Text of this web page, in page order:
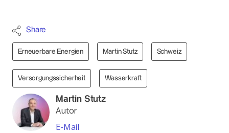
Share
Erneuerbare Energien Martin Stutz Schweiz
Versorgungssicherheit Wasserkraft
Martin Stutz
Autor
E-Mail